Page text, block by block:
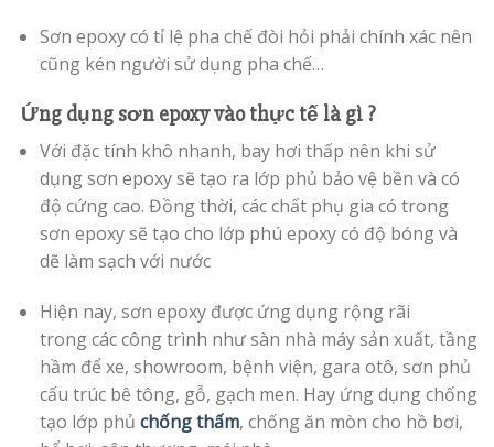
Sơn epoxy có tỉ lệ pha chế đòi hỏi phải chính xác nên
cũng kén người sử dụng pha chế…
Ứng dụng sơn epoxy vào thực tế là gì ?
Với đặc tính khô nhanh, bay hơi thấp nên khi sử
dụng sơn epoxy sẽ tạo ra lớp phủ bảo vệ bền và có
độ cứng cao. Đồng thời, các chất phụ gia có trong
sơn epoxy sẽ tạo cho lớp phú epoxy có độ bóng và
dẽ làm sạch với nước
Hiện nay, sơn epoxy được ứng dụng rộng rãi
trong các công trình như sàn nhà máy sản xuất, tầng
hầm để xe, showroom, bệnh viện, gara otô, sơn phủ
cấu trúc bê tông, gỗ, gạch men. Hay ứng dụng chống
tạo lớp phủ chống thấm, chống ăn mòn cho hồ bơi,